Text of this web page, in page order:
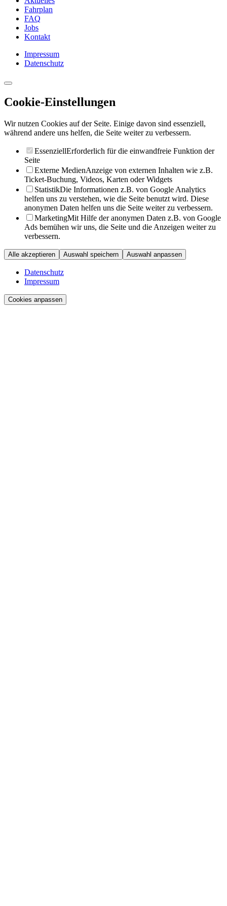
Fahrplan
FAQ
Jobs
Kontakt
Impressum
Datenschutz
Cookie-Einstellungen
Wir nutzen Cookies auf der Seite. Einige davon sind essenziell,
während andere uns helfen, die Seite weiter zu verbessern.
EssenziellErforderlich für die einwandfreie Funktion der
Seite
Externe MedienAnzeige von externen Inhalten wie z.B.
Ticket-Buchung, Videos, Karten oder Widgets
StatistikDie Informationen z.B. von Google Analytics
helfen uns zu verstehen, wie die Seite benutzt wird. Diese
anonymen Daten helfen uns die Seite weiter zu verbessern.
MarketingMit Hilfe der anonymen Daten z.B. von Google
Ads bemühen wir uns, die Seite und die Anzeigen weiter zu
verbessern.
Alle akzeptieren Auswahl speichern Auswahl anpassen
Datenschutz
Impressum
Cookies anpassen